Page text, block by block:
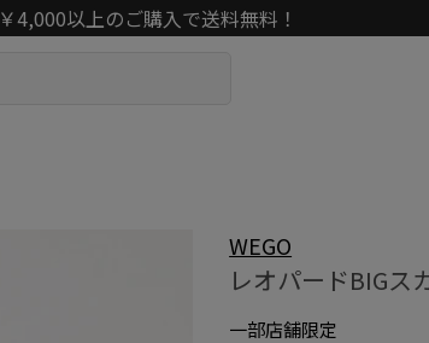
￥4,000以上のご購入で送料無料！
WEGO
レオパードBIGス
一部店舗限定